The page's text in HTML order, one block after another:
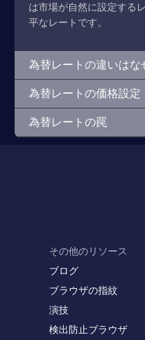
は市場が自然に設定する
平なレートです。
為替レートの違いはな
為替レートの価格設定
為替レートの罠
その他のリソース
ブログ
ブラウザの指紋
演技
検出防止ブラウザ